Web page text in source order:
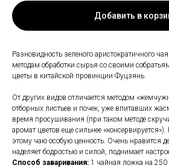
Добавить в
Разновидность зеленого аристократичного
методам обработки сырья со своими
цветы в китайской провинции Фуцзянь.
От других видов отличается методом
отборных листьев и почек, уже впитавших
время просушивания (при таком методе
аромат цветов еще сильнее
этому чаю особую ценность. Очень нравится
наделяет бодростью и силой, поднимает
Способ заваривания: 1 чайная ложка на